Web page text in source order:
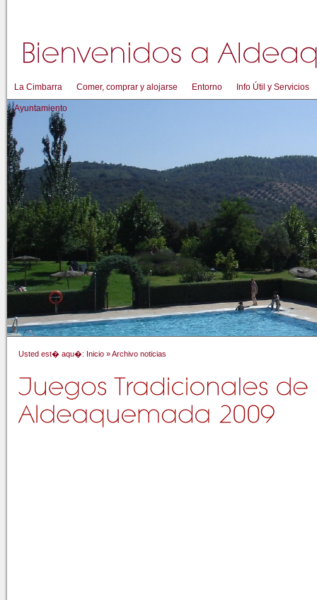
La Cimbarra Comer, comprar y alojarse Entorno Info Útil y Servicios
Ayuntamiento
Usted est� aqu�: Inicio »Archivo noticias